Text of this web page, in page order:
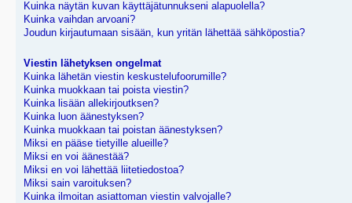
Kuinka näytän kuvan käyttäjätunnukseni alapuolella?
Kuinka vaihdan arvoani?
Joudun kirjautumaan sisään, kun yritän lähettää sähköpostia?
Viestin lähetyksen ongelmat
Kuinka lähetän viestin keskustelufoorumille?
Kuinka muokkaan tai poista viestin?
Kuinka lisään allekirjoutksen?
Kuinka luon äänestyksen?
Kuinka muokkaan tai poistan äänestyksen?
Miksi en pääse tietyille alueille?
Miksi en voi äänestää?
Miksi en voi lähettää liitetiedostoa?
Miksi sain varoituksen?
Kuinka ilmoitan asiattoman viestin valvojalle?